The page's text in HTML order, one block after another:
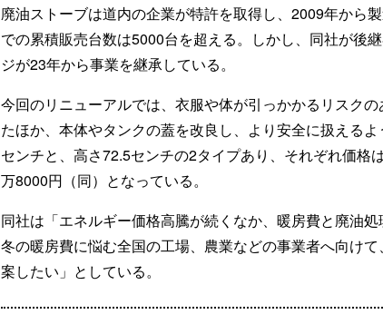
廃油ストーブは道内の企業が特許を取得し、2009年から
での累積販売台数は5000台を超える。しかし、同社が後
ジが23年から事業を継承している。
今回のリニューアルでは、衣服や体が引っかかるリスク
たほか、本体やタンクの蓋を改良し、より安全に扱える
センチと、高さ72.5センチの2タイプあり、それぞれ価格
万8000円（同）となっている。
同社は「エネルギー価格高騰が続くなか、暖房費と廃油処
冬の暖房費に悩む全国の工場、農業などの事業者へ向け
案したい」としている。